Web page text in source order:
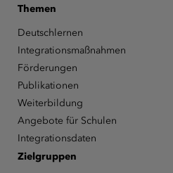
Themen
Deutschlernen
Integrationsmaßnahmen
Förderungen
Publikationen
Weiterbildung
Angebote für Schulen
Integrationsdaten
Zielgruppen